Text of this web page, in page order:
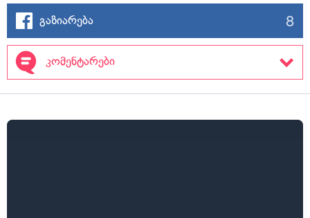
გაზიარება 8
კომენტარები